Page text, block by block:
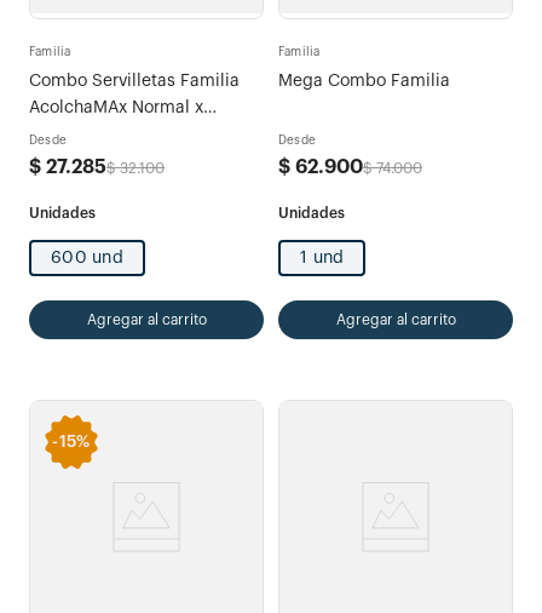
Familia
Combo Servilletas Familia
AcolchaMAx Normal x
600und
Desde
$ 27.285$ 32.100
600 und
Agregar al carrito
Familia
Mega Combo Familia
Desde
$ 62.900$ 74.000
1 und
Agregar al carrito
-15%